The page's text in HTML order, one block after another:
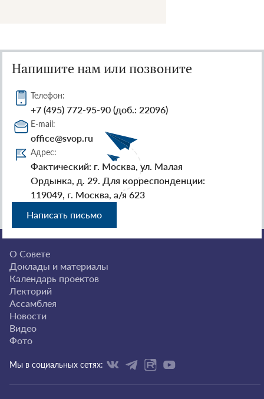
Напишите нам или позвоните
Телефон:
+7 (495) 772-95-90 (доб.: 22096)
E-mail:
office@svop.ru
Адрес:
Фактический: г. Москва, ул. Малая
Ордынка, д. 29. Для корреспонденции:
119049, г. Москва, а/я 623
Написать письмо
О Совете
Доклады и материалы
Календарь проектов
Лекторий
Ассамблея
Новости
Видео
Фото
Мы в социальных сетях: